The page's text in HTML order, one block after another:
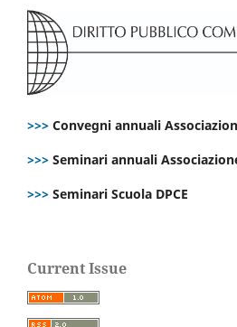
>>> Convegni annuali
>>> Seminari annuali
>>> Seminari Scuola DPCE
Current Issue